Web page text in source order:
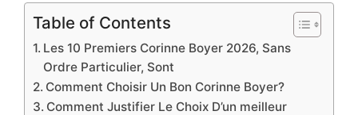
Table of Contents
Les 10 Premiers Corinne Boyer 2026, Sans
Ordre Particulier, Sont
Comment Choisir Un Bon Corinne Boyer?
Comment Justifier Le Choix D’un meilleur